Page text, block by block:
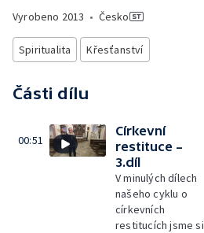
Vyrobeno 2013 • Česko
Spiritualita Křesťanství
Části dílu
00:51
Církevní
restituce –
3.díl
V minulých dílech
našeho cyklu o
církevních
restitucích jsme si